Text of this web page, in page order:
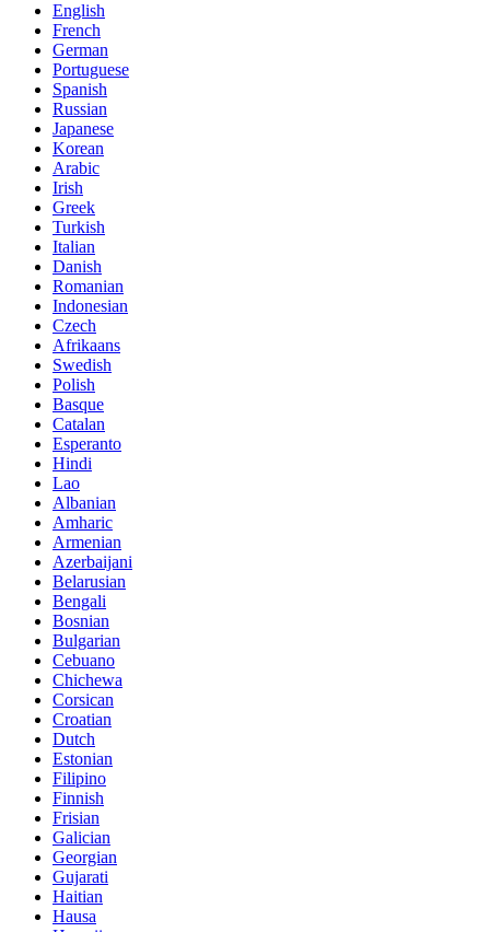
English
French
German
Portuguese
Spanish
Russian
Japanese
Korean
Arabic
Irish
Greek
Turkish
Italian
Danish
Romanian
Indonesian
Czech
Afrikaans
Swedish
Polish
Basque
Catalan
Esperanto
Hindi
Lao
Albanian
Amharic
Armenian
Azerbaijani
Belarusian
Bengali
Bosnian
Bulgarian
Cebuano
Chichewa
Corsican
Croatian
Dutch
Estonian
Filipino
Finnish
Frisian
Galician
Georgian
Gujarati
Haitian
Hausa